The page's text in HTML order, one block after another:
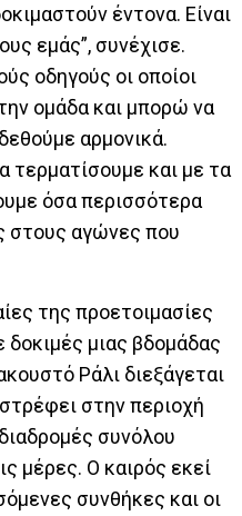
έντονα. Είναι
εμάς”, συνέχισε.
οδηγούς οι οποίοι
ομάδα και μπορώ να
αρμονικά.
τερματίσουμε και με τα
όσα περισσότερα
στους αγώνες που
της προετοιμασίες
μιας βδομάδας
Ράλι διεξάγεται
στην περιοχή
συνόλου
μέρες. Ο καιρός εκεί
συνθήκες και οι